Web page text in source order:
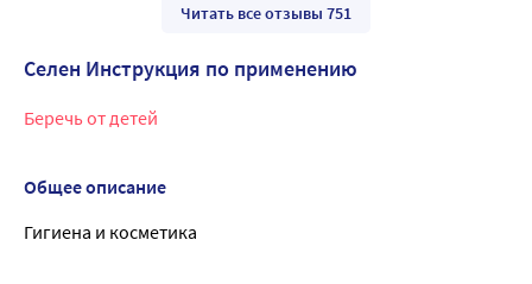
Читать все отзывы 751
Селен Инструкция по применению
Беречь от детей
Общее описание
Гигиена и косметика